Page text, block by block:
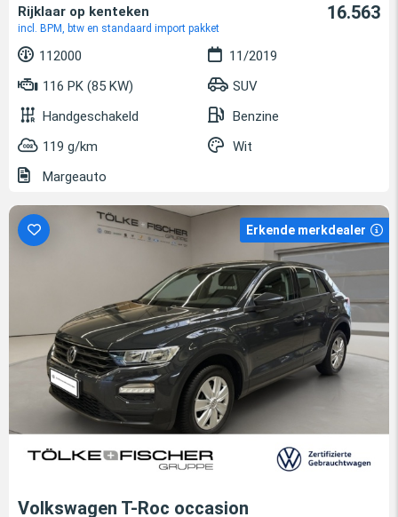
Rijklaar op kenteken
incl. BPM, btw en standaard import pakket
16.563
112000
11/2019
116 PK (85 KW)
SUV
Handgeschakeld
Benzine
119 g/km
Wit
Margeauto
Erkende merkdealer
Volkswagen T-Roc occasion